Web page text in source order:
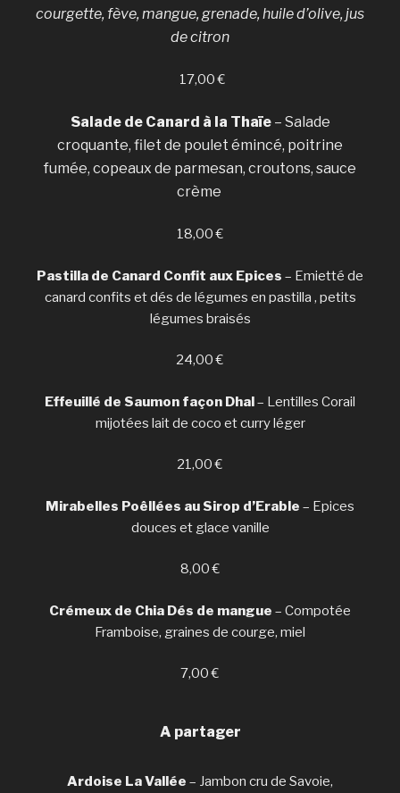
courgette, fève, mangue, grenade, huile d’olive, jus
de citron
17,00 €
Salade de Canard à la Thaïe – Salade
croquante, filet de poulet émincé, poitrine
fumée, copeaux de parmesan, croutons, sauce
crème
18,00 €
Pastilla de Canard Confit aux Epices – Emietté de
canard confits et dés de légumes en pastilla , petits
légumes braisés
24,00 €
Effeuillé de Saumon façon Dhal– Lentilles Corail
mijotées lait de coco et curry léger
21,00 €
Mirabelles Poêllées au Sirop d’Erable – Epices
douces et glace vanille
8,00 €
Crémeux de Chia Dés de mangue – Compotée
Framboise, graines de courge, miel
7,00 €
A partager
Ardoise La Vallée – Jambon cru de Savoie,